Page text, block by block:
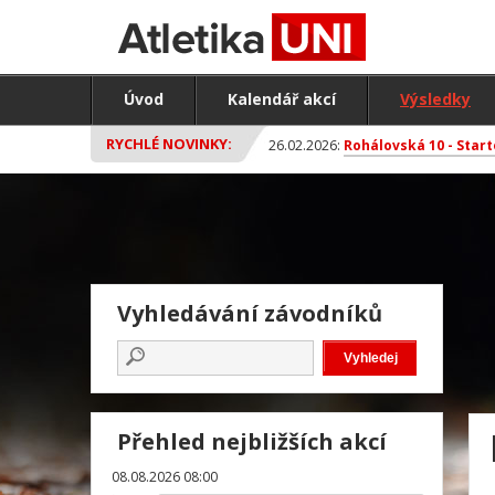
Úvod Kalendář akcí Výsledky
RYCHLÉ NOVINKY: 26.02.2026: Rohálovská 10 -
Vyhledávání závodníků
Přehled nejbližších akcí
08.08.2026 08:00